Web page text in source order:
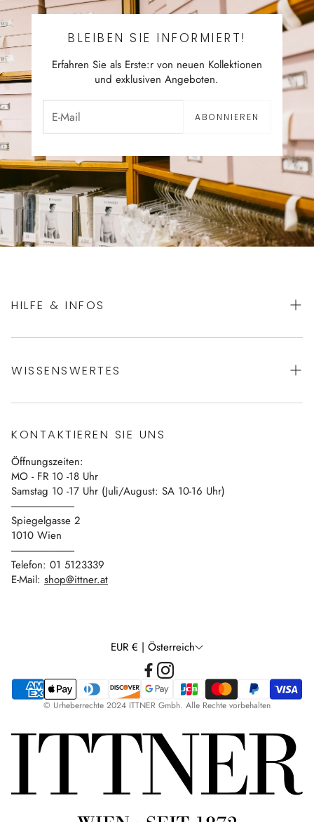
BLEIBEN SIE INFORMIERT!
Erfahren Sie als Erste:r von neuen Kollektionen
und exklusiven Angeboten.
ABONNIEREN
HILFE & INFOS
Datenschutz
Impressum
Vertrag widerrufen
WISSENSWERTES
Blog
Kontakt
KONTAKTIEREN SIE UNS
Öffnungszeiten:
MO - FR 10 -18 Uhr
Samstag 10 -17 Uhr (Juli/August: SA 10-16 Uhr)
------------------------------
Spiegelgasse 2
1010 Wien
------------------------------
Telefon: 01 5123339
E-Mail: shop@ittner.at
EUR € | Österreich
© Urheberrechte 2024 ITTNER Gmbh. Alle Rechte vorbehalten